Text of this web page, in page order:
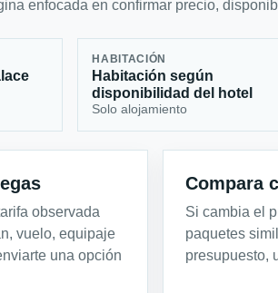
enfocada en confirmar precio,
HABITACIÓN
Habitación según
disponibilidad del hotel
Solo alojamiento
observada
vuelo, equipaje
una opción
Compara
Si cambia el
paquetes
presupuesto,